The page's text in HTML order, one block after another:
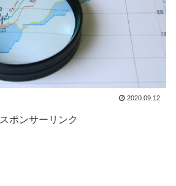
2020.09.12
スポンサーリンク